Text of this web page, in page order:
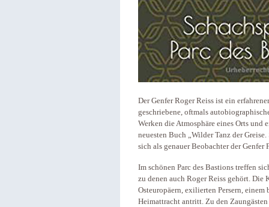
Der Genfer Roger Reiss ist ein
geschriebene, oftmals
Werken die Atmosphäre eines Orts und
neuesten Buch „Wilder Tanz der
sich als genauer Beobachter der
Im schönen Parc des Bastions treffen
zu denen auch Roger Reiss gehört.
Osteuropäern, exilierten Persern, einem
Heimattracht antritt. Zu den